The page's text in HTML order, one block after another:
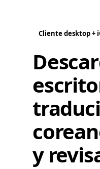
Cliente desktop +
y